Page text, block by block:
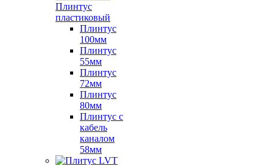
Плинтус
пластиковый
Плинтус
100мм
Плинтус
55мм
Плинтус
72мм
Плинтус
80мм
Плинтус с
кабель
каналом
58мм